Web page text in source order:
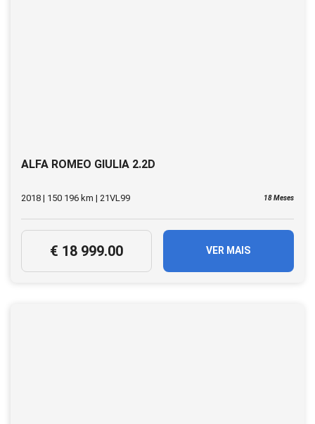
ALFA ROMEO GIULIA 2.2D
2018 | 150 196 km | 21VL99 18 Meses
€ 18 999.00 VER MAIS